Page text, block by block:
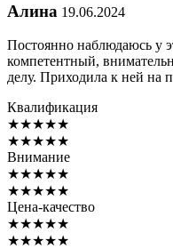
Алина 19.06.2024
Постоянно наблюдаюсь у
компетентный,
делу. Приходила к ней на
Квалификация
★★★★★
★★★★★
Внимание
★★★★★
★★★★★
Цена-качество
★★★★★
★★★★★